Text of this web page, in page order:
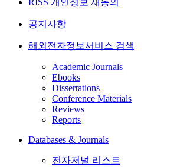
RISS 개인정보 재동의
공지사항
해외전자정보서비스 검색
Academic Journals
Ebooks
Dissertations
Conference Materials
Reviews
Reports
Databases & Journals
전자저널 리스트